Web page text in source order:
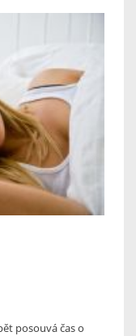
posouvá čas o